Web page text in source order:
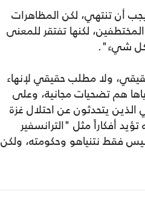
60% إن الحرب في غزة يجب أن تنتهي، لكن المظاهرات
لكنها تفتقر للمعنى
كل شيء".
ولا مطلب حقيقي لإنهاء
هم تضحيات مجانية، وعلى
الذين يتحدثون عن احتلال غزة
أفكاراً مثل "الترانسفير
فقط نتنياهو وحكومته، ولكن